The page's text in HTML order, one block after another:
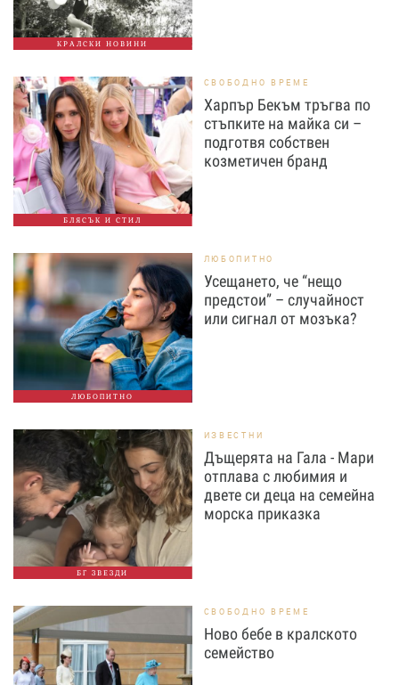
КРАЛСКИ НОВИНИ
БЛЯСЪК И СТИЛ
СВОБОДНО ВРЕМЕ
Харпър Бекъм тръгва по
стъпките на майка си –
подготвя собствен
козметичен бранд
ЛЮБОПИТНО
ЛЮБОПИТНО
Усещането, че “нещо
предстои” – случайност
или сигнал от мозъка?
БГ ЗВЕЗДИ
ИЗВЕСТНИ
Дъщерята на Гала - Мари
отплава с любимия и
двете си деца на семейна
морска приказка
СВОБОДНО ВРЕМЕ
Ново бебе в кралското
семейство